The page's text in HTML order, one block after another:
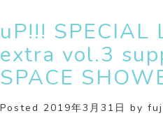
uP!!! SPECIAL
extra vol.3
SPACE
Posted 2019年3月31日 by